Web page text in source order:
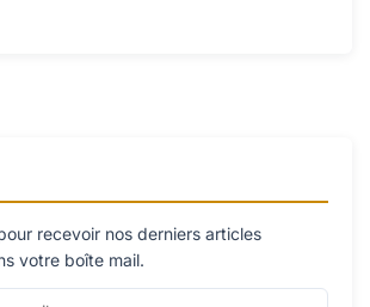
recevoir nos derniers articles
votre boîte mail.